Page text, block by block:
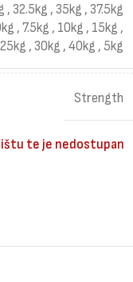
, 32.5kg , 35kg , 37.5kg
, 7.5kg , 10kg , 15kg ,
25kg , 30kg , 40kg , 5kg
Strength
te je nedostupan